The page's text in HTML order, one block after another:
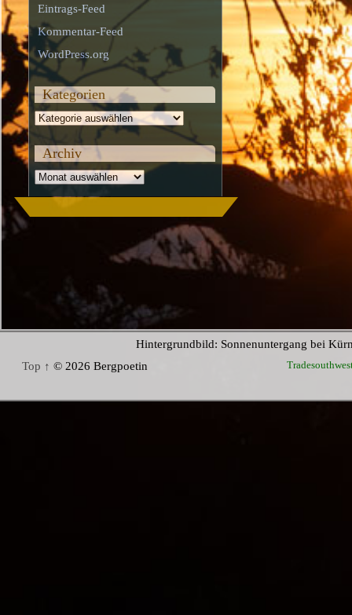
Eintrags-Feed
Kommentar-Feed
WordPress.org
Kategorien
Kategorien
Archiv
Archiv
Hintergrundbild: Sonnenuntergang bei
Top ↑ © 2026 Bergpoetin